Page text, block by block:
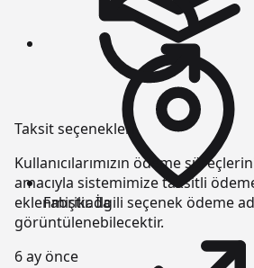
Taksit seçenekleri
Kullanıcılarımızın ödeme
amacıyla sistemimize taksitli
eklenmiştir. İlgili seçenek ödeme
görüntülenebilecektir.
6 ay önce
Fabrikada